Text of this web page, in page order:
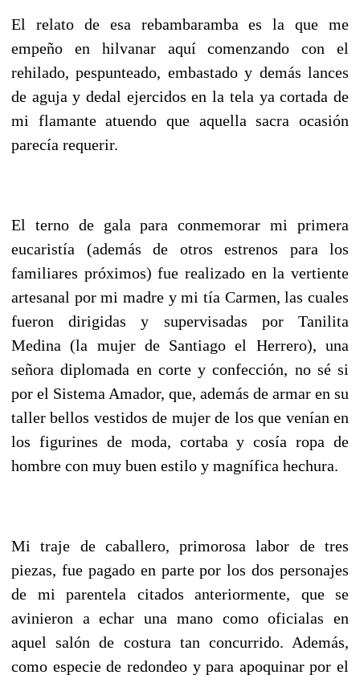
El relato de esa rebambaramba es la que me
empeño en hilvanar aquí comenzando con el
rehilado, pespunteado, embastado y demás lances
de aguja y dedal ejercidos en la tela ya cortada de
mi flamante atuendo que aquella sacra ocasión
parecía requerir.
El terno de gala para conmemorar mi primera
eucaristía (además de otros estrenos para los
familiares próximos) fue realizado en la vertiente
artesanal por mi madre y mi tía Carmen, las cuales
fueron dirigidas y supervisadas por Tanilita
Medina (la mujer de Santiago el Herrero), una
señora diplomada en corte y confección, no sé si
por el Sistema Amador, que, además de armar en su
taller bellos vestidos de mujer de los que venían en
los figurines de moda, cortaba y cosía ropa de
hombre con muy buen estilo y magnífica hechura.
Mi traje de caballero, primorosa labor de tres
piezas, fue pagado en parte por los dos personajes
de mi parentela citados anteriormente, que se
avinieron a echar una mano como oficialas en
aquel salón de costura tan concurrido. Además,
como especie de redondeo y para apoquinar por el